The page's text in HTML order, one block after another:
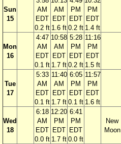
Sun
15
AM
EDT
0.2 ft
AM
EDT
1.6 ft
PM
EDT
0.2 ft
PM
EDT
1.4 ft
Mon
16
4:47
AM
EDT
0.1 ft
10:58
AM
EDT
1.7 ft
5:28
PM
EDT
0.2 ft
11:16
PM
EDT
1.5 ft
Tue
17
5:33
AM
EDT
0.1 ft
11:40
AM
EDT
1.7 ft
6:05
PM
EDT
0.1 ft
11:57
PM
EDT
1.6 ft
Wed
18
6:18
AM
EDT
0.0 ft
12:20
PM
EDT
1.7 ft
6:41
PM
EDT
0.0 ft
New
Moon